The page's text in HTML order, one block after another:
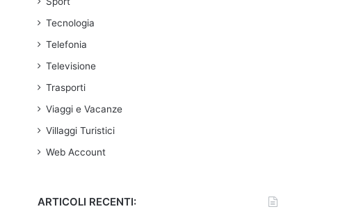
Tecnologia
Telefonia
Televisione
Trasporti
Viaggi e Vacanze
Villaggi Turistici
Web Account
ARTICOLI RECENTI: